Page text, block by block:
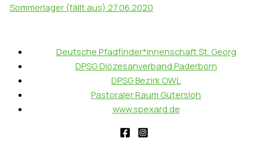
Sommerlager (fällt aus) 27.06.2020
Deutsche Pfadfinder*innenschaft St. Georg
DPSG Diözesanverband Paderborn
DPSG Bezirk OWL
Pastoraler Raum Gütersloh
www.spexard.de